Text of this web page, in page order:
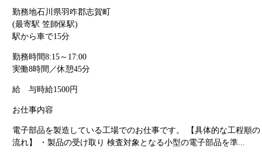
勤務地石川県羽咋郡志賀町
(最寄駅 笠師保駅)
駅から車で15分
勤務時間8:15～17:00
実働8時間／休憩45分
給 与時給1500円
お仕事内容
電子部品を製造している工場でのお仕事です。 【具体的な工程順の
流れ】 ・製品の受け取り 検査対象となる小型の電子部品を準...